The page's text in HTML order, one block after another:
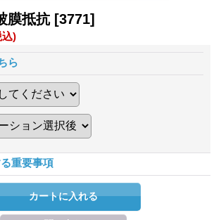
膜抵抗 [3771]
込)
ら
重要事項